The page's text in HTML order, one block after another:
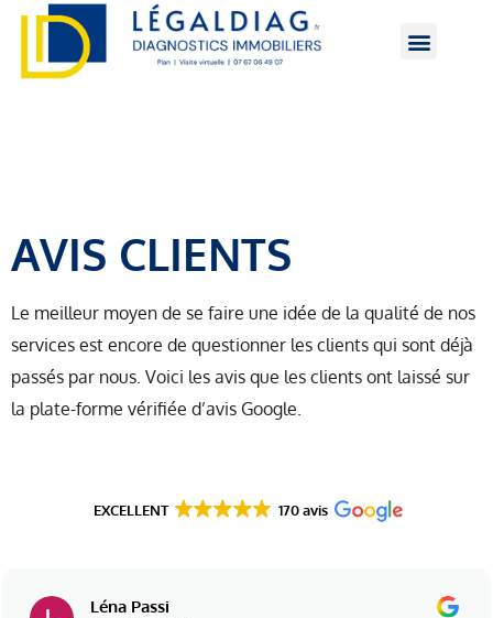
AVIS CLIENTS
Le meilleur moyen de se faire une idée de la qualité de nos
services est encore de questionner les clients qui sont déjà
passés par nous. Voici les avis que les clients ont laissé sur
la plate-forme vérifiée d’avis Google.
EXCELLENT 170 avis
Léna Passi